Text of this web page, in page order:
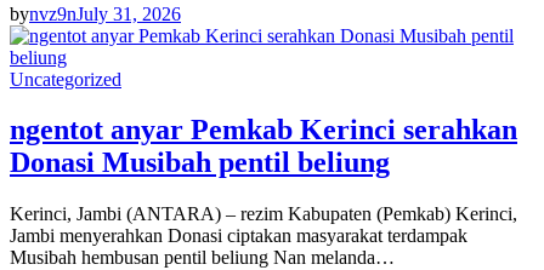
bynvz9nJuly 31, 2026
Uncategorized
ngentot anyar Pemkab Kerinci serahkan
Donasi Musibah pentil beliung
Kerinci, Jambi (ANTARA) – rezim Kabupaten (Pemkab) Kerinci,
Jambi menyerahkan Donasi ciptakan masyarakat terdampak
Musibah hembusan pentil beliung Nan melanda…